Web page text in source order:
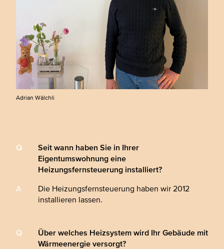
Adrian Wälchli
Seit wann haben Sie in Ihrer
Eigentumswohnung eine
Heizungsfernsteuerung installiert?
Die Heizungsfernsteuerung haben wir 2012
installieren lassen.
Über welches Heizsystem wird Ihr Gebäude mit
Wärmeenergie versorgt?